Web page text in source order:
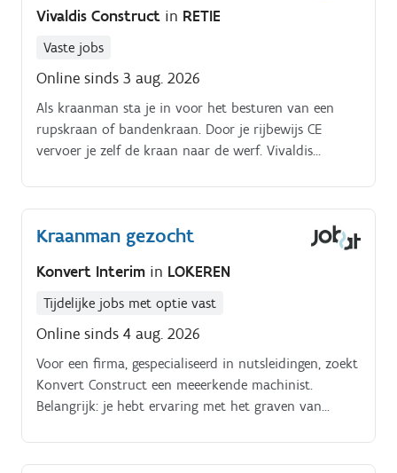
nutsleidingen Grondverzet en nivelleren van terreinen
Laden en verplaatsen van grond- en bouwmaterialen
machines Meehelpen met de werkzaamheden op de
werf wanneer nodig Werken volgens de veiligheids-
en kwaliteitsvoorschriften.
Vivaldis Construct in RETIE
Vaste jobs
Online sinds 3 aug. 2026
Als kraanman sta je in voor het besturen van een
rupskraan of bandenkraan. Door je rijbewijs CE
vervoer je zelf de kraan naar de werf. Vivaldis
Kraanman gezocht
Konvert Interim in LOKEREN
Tijdelijke jobs met optie vast
Online sinds 4 aug. 2026
Voor een firma, gespecialiseerd in nutsleidingen, zoekt
Konvert Construct een meeerkende machinist.
Belangrijk: je hebt ervaring met het graven van
nutsleidingen.